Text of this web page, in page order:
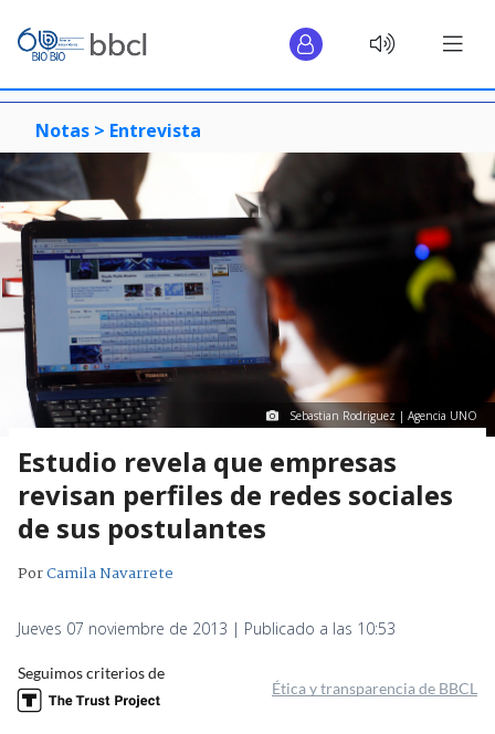
Notas > Entrevista
Sebastian Rodriguez | Agencia UNO
Estudio revela que empresas
revisan perfiles de redes sociales
de sus postulantes
PorCamila Navarrete
Jueves 07 noviembre de 2013 | Publicado a las 10:53
Seguimos criterios de
Ética y transparencia de BBCL